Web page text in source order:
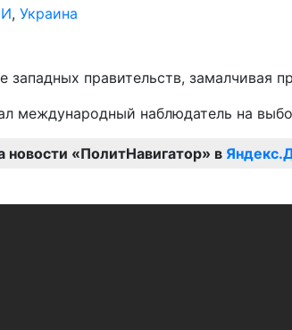
, Украина
правительств, замалчивая
международный наблюдатель на
новости «ПолитНавигатор» в